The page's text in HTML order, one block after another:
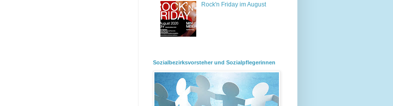
Rock'n Friday im August
Sozialbezirksvorsteher und Sozialpflegerinnen